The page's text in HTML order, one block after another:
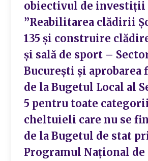
obiectivul de investiții
”Reabilitarea clădirii
135 și construire
și sală de sport –
București și
de la Bugetul Local al
5 pentru toate
cheltuieli care nu se
de la Bugetul de stat
Programul Național de